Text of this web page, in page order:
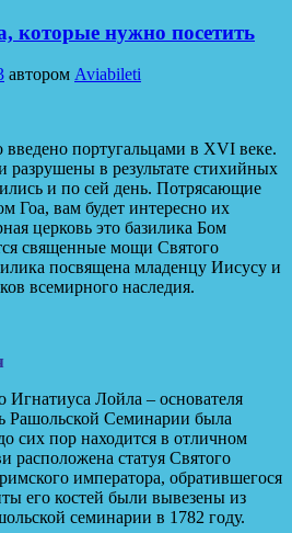
которые нужно посетить
автором Aviabileti
португальцами в XVI веке.
в результате стихийных
и по сей день. Потрясающие
Гоа, вам будет интересно их
церковь это базилика Бом
священные мощи Святого
посвящена младенцу Иисусу и
всемирного наследия.
Игнатиуса Лойла – основателя
Рашольской Семинарии была
сих пор находится в отличном
расположена статуя Святого
императора, обратившегося
его костей были вывезены из
семинарии в 1782 году.